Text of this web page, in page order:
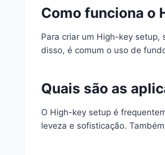
Como funciona o
Para criar um High-key
disso, é comum o uso de
Quais são as
O High-key setup é
leveza e sofisticação.